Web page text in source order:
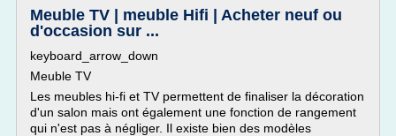
Meuble TV | meuble Hifi | Acheter neuf ou
d'occasion sur ...
keyboard_arrow_down
Meuble TV
Les meubles hi-fi et TV permettent de finaliser la décoration
d'un salon mais ont également une fonction de rangement
qui n'est pas à négliger. Il existe bien des modèles